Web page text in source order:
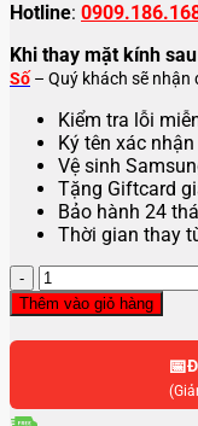
Hotline:
Khi thay mặt kính
Số – Quý khách sẽ nhận
Kiểm tra lỗi
Ký tên xác
Vệ sinh
Tặng Giftcard
Bảo hành 24
Thời gian thay
Thay
kính
sau
lưng
|
Thêm vào giỏ hàng
📅